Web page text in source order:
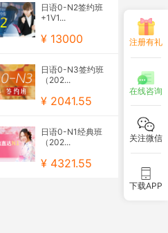
日语0-N2签约班
+1V1...
¥ 13000
日语0-N3签约班
（202...
¥ 2041.55
日语0-N1经典班
（202...
¥ 4321.55
注册有礼
在线咨询
关注微信
下载APP